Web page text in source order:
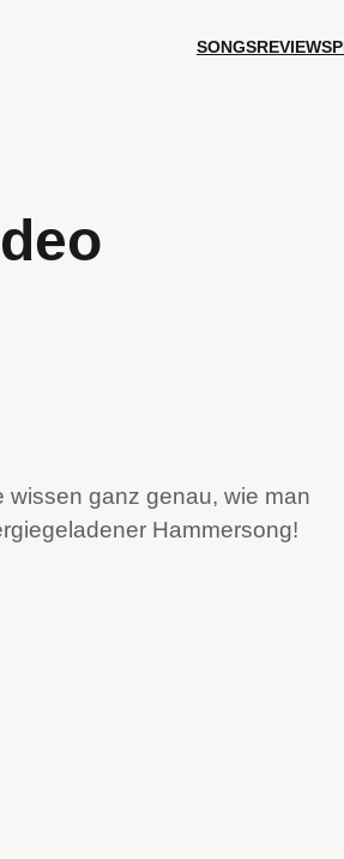
SONGSREVIEWS
wissen ganz genau, wie man
Hammersong!